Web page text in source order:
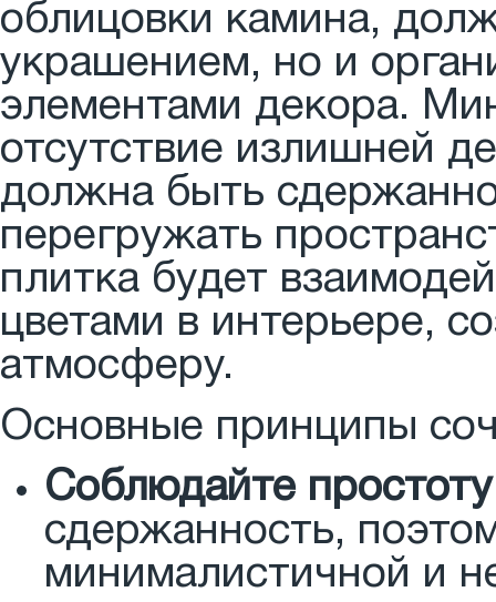
облицовки камина,
украшением, но и
элементами декора.
отсутствие излишней
должна быть
перегружать
плитка будет
цветами в интерьере,
атмосферу.
Основные принципы
Соблюдайте простоту
сдержанность,
минималистичной и